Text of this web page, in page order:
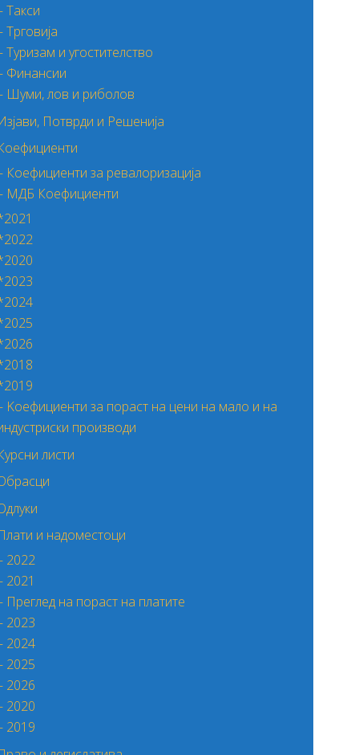
Такси
Трговија
Туризам и угостителство
Финансии
Шуми, лов и риболов
Потврди и Решенија
Коефициенти за ревалоризација
МДБ Коефициенти
Kоефициенти за пораст на цени на мало и на
производи
листи
и надоместоци
2022
2021
Преглед на пораст на платите
2023
2024
2025
2026
2020
2019